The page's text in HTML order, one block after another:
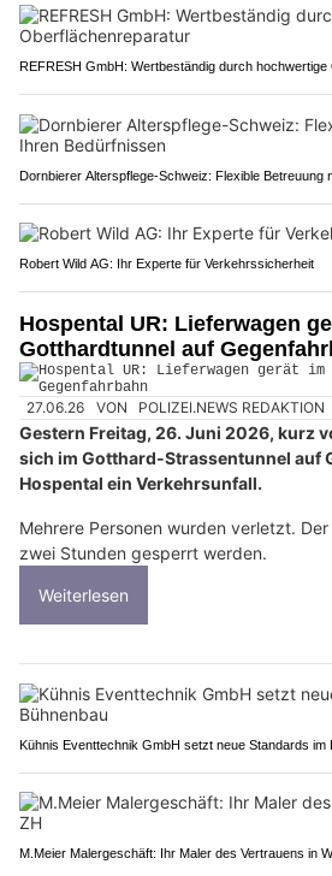
REFRESH GmbH: Wertbeständig durch
Dornbierer Alterspflege-Schweiz: Flexible Betreuung
Robert Wild AG: Ihr Experte für Verkehrssicherheit
Hospental UR: Lieferwagen
Gotthardtunnel auf
27.06.26 VON POLIZEI.NEWS REDAKTION
Gestern Freitag, 26. Juni 2026, kurz
sich im Gotthard-Strassentunnel auf
Hospental ein Verkehrsunfall.
Mehrere Personen wurden verletzt.
zwei Stunden gesperrt werden.
Weiterlesen
Kühnis Eventtechnik GmbH setzt neue Standards im
M.Meier Malergeschäft: Ihr Maler des Vertrauens in